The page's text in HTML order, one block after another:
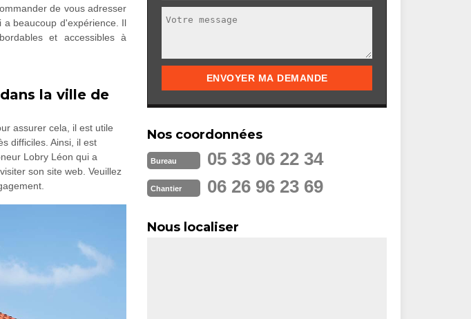
de vous adresser
beaucoup d'expérience. Il
et accessibles à
la ville de
assurer cela, il est utile
difficiles. Ainsi, il est
Lobry Léon qui a
son site web. Veuillez
Nos coordonnées
Bureau 05 33 06 22 34
Chantier 06 26 96 23 69
Nous localiser